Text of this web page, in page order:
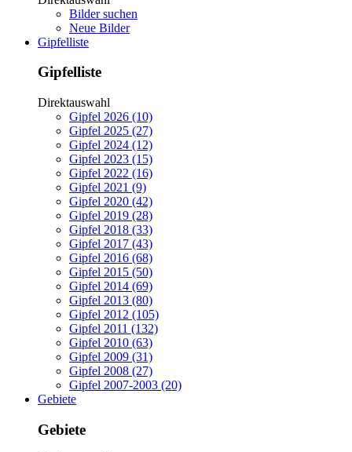
Bilder suchen
Neue Bilder
Gipfelliste
Gipfelliste
Direktauswahl
Gipfel 2026 (10)
Gipfel 2025 (27)
Gipfel 2024 (12)
Gipfel 2023 (15)
Gipfel 2022 (16)
Gipfel 2021 (9)
Gipfel 2020 (42)
Gipfel 2019 (28)
Gipfel 2018 (33)
Gipfel 2017 (43)
Gipfel 2016 (68)
Gipfel 2015 (50)
Gipfel 2014 (69)
Gipfel 2013 (80)
Gipfel 2012 (105)
Gipfel 2011 (132)
Gipfel 2010 (63)
Gipfel 2009 (31)
Gipfel 2008 (27)
Gipfel 2007-2003 (20)
Gebiete
Gebiete